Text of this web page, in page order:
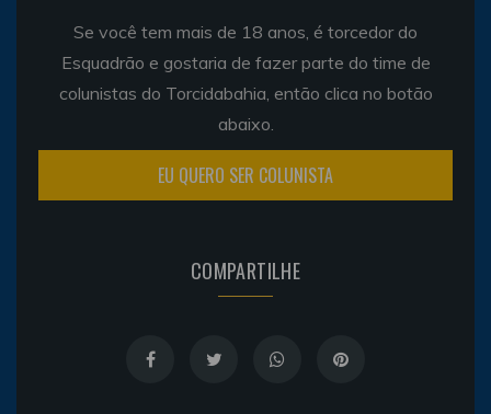
Se você tem mais de 18 anos, é torcedor do
Esquadrão e gostaria de fazer parte do time de
colunistas do Torcidabahia, então clica no botão
abaixo.
EU QUERO SER COLUNISTA
COMPARTILHE